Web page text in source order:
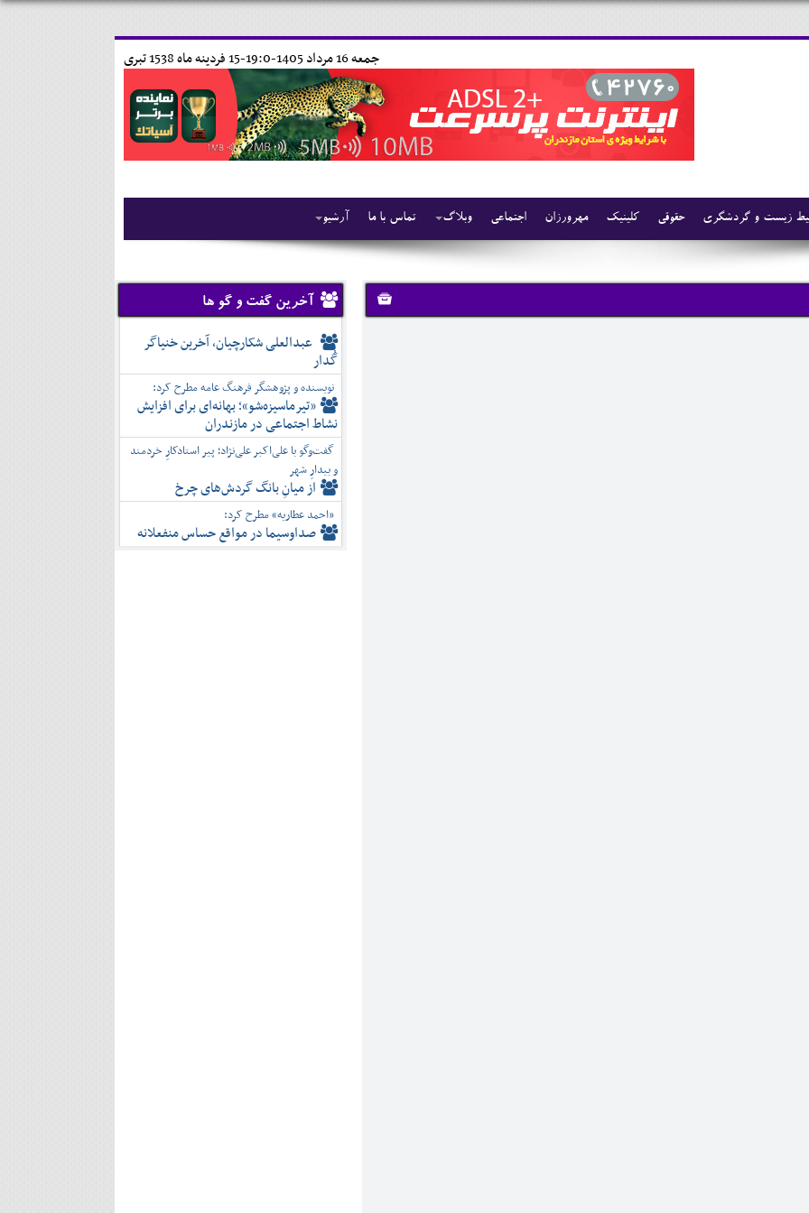
15 فردينه ماه 1538 تبری جمعه 16 مرداد 1405-19:0-
آرشیو تماس با ما وبلاگ اجتماعی مهرورزان کلینیک حقوقی زیست و گردشگری
آخرین گفت و گو ها
عبدالعلی شکارچیان، آخرین خنیاگر
گُدار
نویسنده و پژوهشگر فرهنگ عامه مطرح کرد:
«تیرماسیزه‌شو»؛ بهانه‌ای برای افزایش
نشاط اجتماعی در مازندران
گفت‌وگو با علی‌اکبر علی‌نژاد؛ پیر استادکارِ خردمند
و بیدارِ شهر
از میانِ بانگ گردش‌های چرخ
«احمد عطاریه» مطرح کرد:
صداوسیما در مواقع حساس منفعلانه